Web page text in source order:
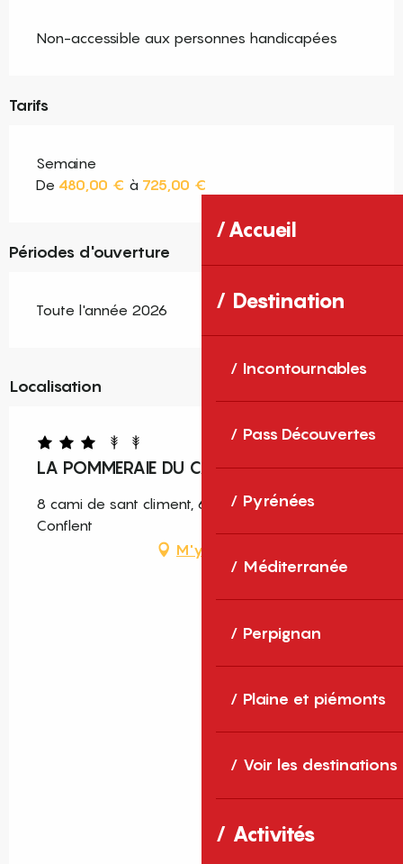
Accueil
Destination
Incontournables
Pass Découvertes
Pyrénées
Méditerranée
Perpignan
Plaine et piémonts
Voir les destinations
Activités
Non-accessible aux personnes handicapées
Tarifs
Semaine
De 480,00 € à 725,00 €
Périodes d'ouverture
Toute l'année 2026
Localisation
LA POMMERAIE DU CANIGOU
8 cami de sant climent, 66820 Corneilla-de-
Conflent
M'y rendre